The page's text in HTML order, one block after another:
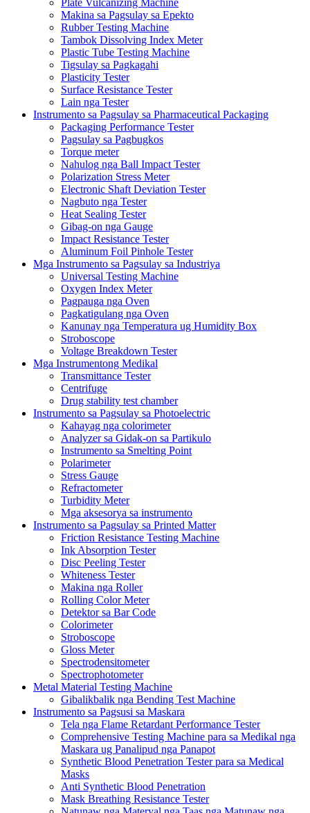
Makina sa Pagsulay sa Epekto
Rubber Testing Machine
Tambok Dissolving Index Meter
Plastic Tube Testing Machine
Tigsulay sa Pagkagahi
Plasticity Tester
Surface Resistance Tester
Lain nga Tester
Instrumento sa Pagsulay sa Pharmaceutical Packaging
Packaging Performance Tester
Pagsulay sa Pagbugkos
Torque meter
Nahulog nga Ball Impact Tester
Polarization Stress Meter
Electronic Shaft Deviation Tester
Nagbuto nga Tester
Heat Sealing Tester
Gibag-on nga Gauge
Impact Resistance Tester
Aluminum Foil Pinhole Tester
Mga Instrumento sa Pagsulay sa Industriya
Universal Testing Machine
Oxygen Index Meter
Pagpauga nga Oven
Pagkatigulang nga Oven
Kanunay nga Temperatura ug Humidity Box
Stroboscope
Voltage Breakdown Tester
Mga Instrumentong Medikal
Transmittance Tester
Centrifuge
Drug stability test chamber
Instrumento sa Pagsulay sa Photoelectric
Kahayag nga colorimeter
Analyzer sa Gidak-on sa Partikulo
Instrumento sa Smelting Point
Polarimeter
Stress Gauge
Refractometer
Turbidity Meter
Mga aksesorya sa instrumento
Instrumento sa Pagsulay sa Printed Matter
Friction Resistance Testing Machine
Ink Absorption Tester
Disc Peeling Tester
Whiteness Tester
Makina nga Roller
Rolling Color Meter
Detektor sa Bar Code
Colorimeter
Stroboscope
Gloss Meter
Spectrodensitometer
Spectrophotometer
Metal Material Testing Machine
Gibalikbalik nga Bending Test Machine
Instrumento sa Pagsusi sa Maskara
Tela nga Flame Retardant Performance Tester
Comprehensive Testing Machine para sa Medikal nga
Maskara ug Panalipud nga Panapot
Synthetic Blood Penetration Tester para sa Medical
Masks
Anti Synthetic Blood Penetration
Mask Breathing Resistance Tester